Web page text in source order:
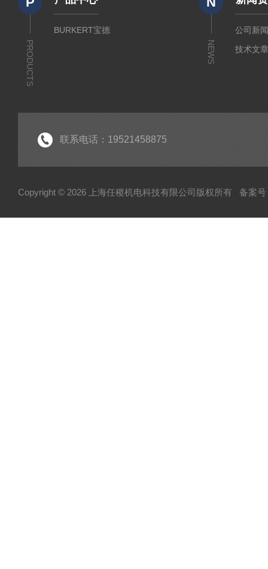
PRODUCTS
BURKERT宝德
NEWS
公司新
技术文
联系电话：19521458875
Copyright © 2026 上海任稷机电科技有限公司版权所有 备案号